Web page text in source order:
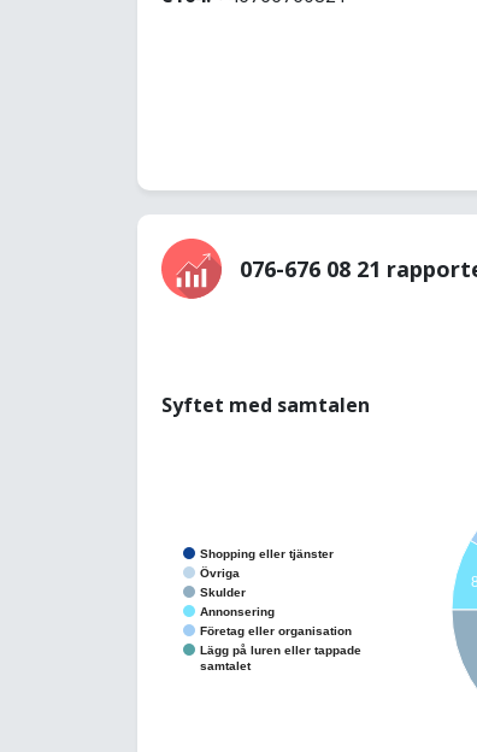
076-676 08 21
Syftet med samtalen
Shopping eller tjänster
Övriga
Skulder
Annonsering
Företag eller organisation
Lägg på luren eller tappade
samtalet